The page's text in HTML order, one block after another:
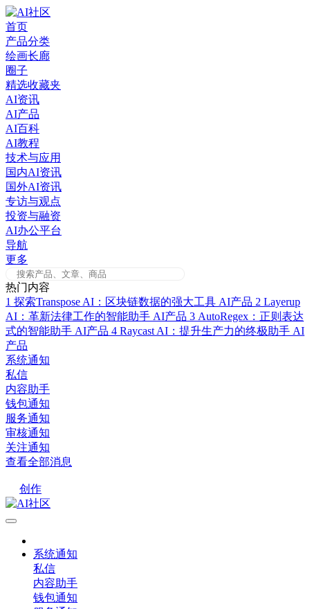
Skip
to
content
首页
产品分类
绘画长廊
圈子
精选收藏夹
AI资讯
AI产品
AI百科
AI教程
技术与应用
国内AI资讯
国外AI资讯
专访与观点
投资与融资
AI办公平台
导航
更多
热门内容
1 探索Transpose AI：区块链数据的强大工具 AI产品 2 Layerup
AI：革新法律工作的智能助手 AI产品 3 AutoRegex：正则表达
式的智能助手 AI产品 4 Raycast AI：提升生产力的终极助手 AI
产品
系统通知
私信
内容助手
钱包通知
服务通知
审核通知
关注通知
查看全部消息
创作
系统通知
私信
内容助手
钱包通知